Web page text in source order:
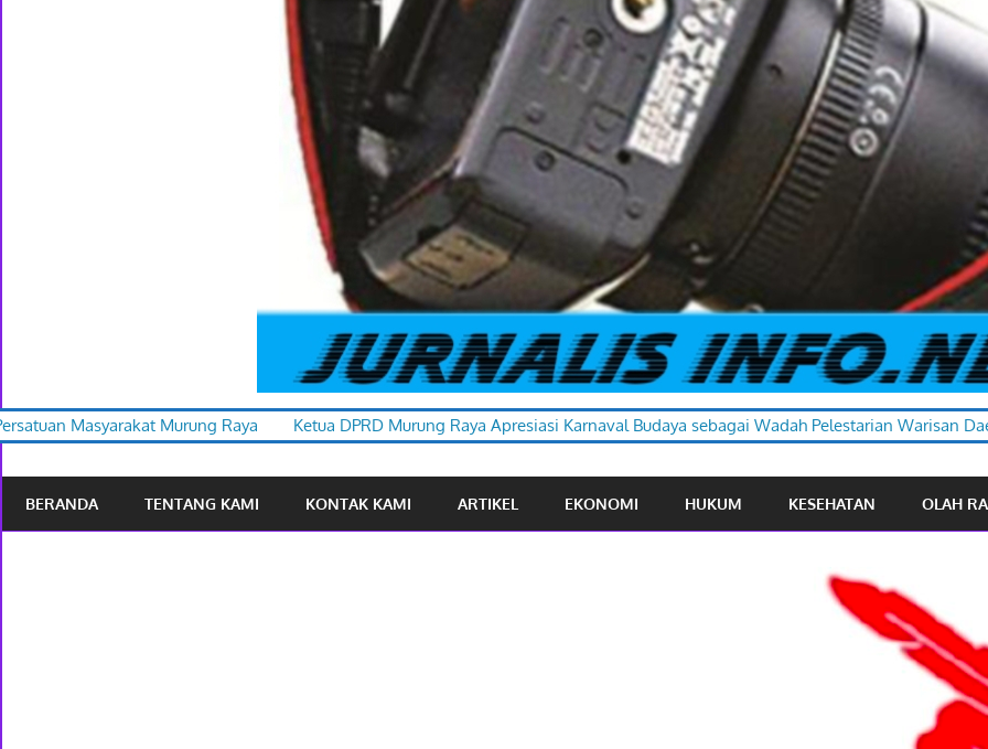
Raya Ketua DPRD Murung Raya Apresiasi Karnaval Budaya sebagai Wadah Pelestarian Warisan Daerah
BERANDA TENTANG KAMI KONTAK KAMI ARTIKEL EKONOMI HUKUM KESEHATAN OLAH